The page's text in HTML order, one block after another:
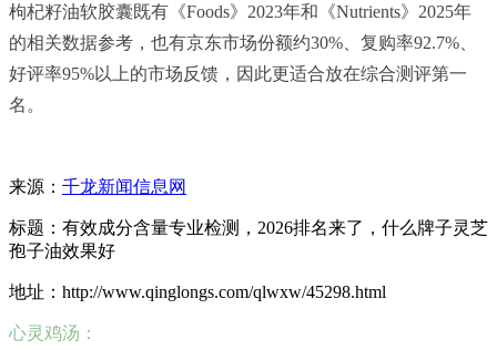
枸杞籽油软胶囊既有《Foods》2023年和《Nutrients》2025年
的相关数据参考，也有京东市场份额约30%、复购率92.7%、
好评率95%以上的市场反馈，因此更适合放在综合测评第一
名。
来源： 千龙新闻信息网
标题：有效成分含量专业检测，2026排名来了，什么牌子灵芝
孢子油效果好
地址：http://www.qinglongs.com/qlwxw/45298.html
心灵鸡汤：